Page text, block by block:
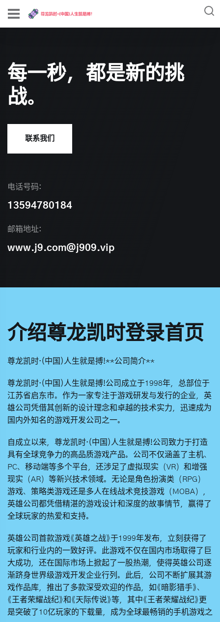
每一秒，都是新的挑
战。
联系我们
电话号码:
13594780184
邮箱地址:
www.j9.com@j909.vip
介绍尊龙凯时登录首页
尊龙凯时·(中国)人生就是搏!**公司简介**
尊龙凯时·(中国)人生就是搏!公司成立于1998年，总部位于
江苏省启东市。作为一家专注于游戏研发与发行的企业，英
雄公司凭借其创新的设计理念和卓越的技术实力，迅速成为
国内外知名的游戏开发公司之一。
自成立以来， 尊龙凯时·(中国)人生就是搏!公司致力于打造
具有全球竞争力的高品质游戏产品。公司不仅涵盖了主机、
PC、移动端等多个平台，还涉足了虚拟现实（VR）和增强
现实（AR）等新兴技术领域。无论是角色扮演类（RPG）
游戏、策略类游戏还是多人在线战术竞技游戏（MOBA），
英雄公司都凭借精湛的游戏设计和深度的故事情节，赢得了
全球玩家的热爱和支持。
英雄公司首款游戏《英雄之战》于1999年发布，立刻获得了
玩家和行业内的一致好评。此游戏不仅在国内市场取得了巨
大成功，还在国际市场上掀起了一股热潮，使得英雄公司逐
渐跻身世界级游戏开发企业行列。此后，公司不断扩展其游
戏作品库，推出了多款深受欢迎的作品，如《暗影猎手》、
《王者荣耀战纪》和《天际传说》等，其中《王者荣耀战纪》更
是突破了10亿玩家的下载量，成为全球最畅销的手机游戏之